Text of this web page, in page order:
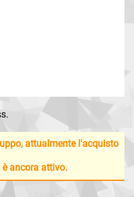
attualmente l'acquisto
ancora attivo.